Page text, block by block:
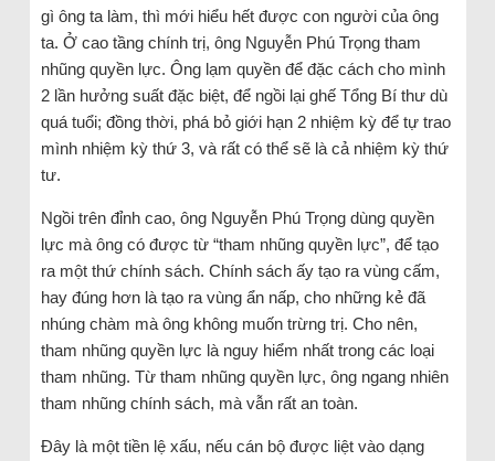
gì ông ta làm, thì mới hiểu hết được con người của ông
ta. Ở cao tầng chính trị, ông Nguyễn Phú Trọng tham
nhũng quyền lực. Ông lạm quyền để đặc cách cho mình
2 lần hưởng suất đặc biệt, để ngồi lại ghế Tổng Bí thư dù
quá tuổi; đồng thời, phá bỏ giới hạn 2 nhiệm kỳ để tự trao
mình nhiệm kỳ thứ 3, và rất có thể sẽ là cả nhiệm kỳ thứ
tư.
Ngồi trên đỉnh cao, ông Nguyễn Phú Trọng dùng quyền
lực mà ông có được từ “tham nhũng quyền lực”, để tạo
ra một thứ chính sách. Chính sách ấy tạo ra vùng cấm,
hay đúng hơn là tạo ra vùng ẩn nấp, cho những kẻ đã
nhúng chàm mà ông không muốn trừng trị. Cho nên,
tham nhũng quyền lực là nguy hiểm nhất trong các loại
tham nhũng. Từ tham nhũng quyền lực, ông ngang nhiên
tham nhũng chính sách, mà vẫn rất an toàn.
Đây là một tiền lệ xấu, nếu cán bộ được liệt vào dạng